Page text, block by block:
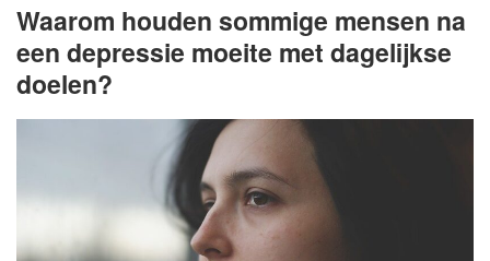
Waarom houden sommige mensen na
een depressie moeite met dagelijkse
doelen?